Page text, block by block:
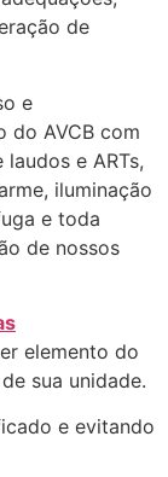
de
e
do AVCB com
e ARTs,
iluminação
e toda
de nossos
elemento do
sua unidade.
e evitando